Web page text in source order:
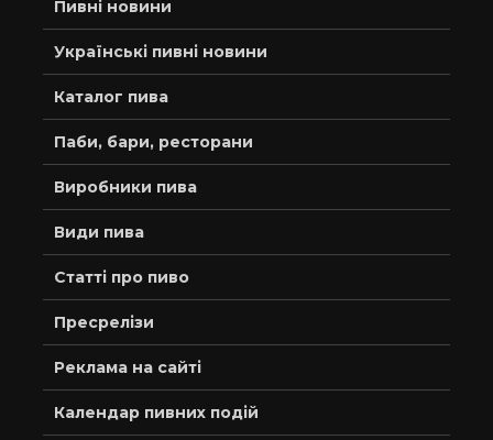
Пивні новини
Українські пивні новини
Каталог пива
Паби, бари, ресторани
Виробники пива
Види пива
Статті про пиво
Пресрелізи
Реклама на сайті
Календар пивних подій